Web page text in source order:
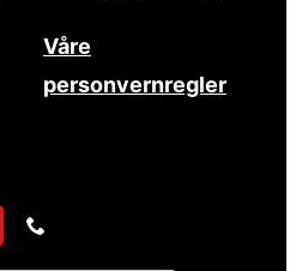
Våre
personvernregler